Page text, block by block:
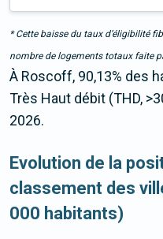
* Cette baisse du taux d’éligibilité
nombre de logements totaux faite
À Roscoff, 90,13% des
Très Haut débit (THD,
2026.
Evolution de la
classement des
000 habitants)